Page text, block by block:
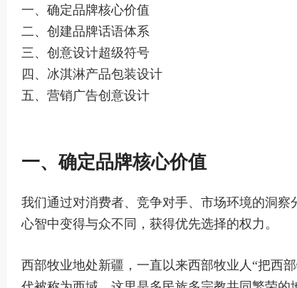
一、确定品牌核心价值
二、创建品牌话语体系
三、创意设计超级符号
四、冰淇淋产品包装设计
五、营销广告创意设计
一、确定品牌核心价值
我们通过对消费者、竞争对手、市场环境的洞
心智中变得与众不同，获得优先选择的权力。
西部牧业地处新疆，一直以来西部牧业人“把西